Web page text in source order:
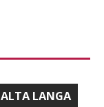
ALTA LANGA